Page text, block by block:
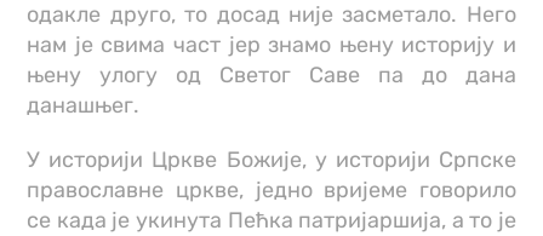
одакле друго, то досад није засметало. Него
нам је свима част јер знамо њену историју и
њену улогу од Светог Саве па до дана
данашњег.
У историји Цркве Божије, у историји Српске
православне цркве, једно вријеме говорило
се када је укинута Пећка патријаршија, а то је